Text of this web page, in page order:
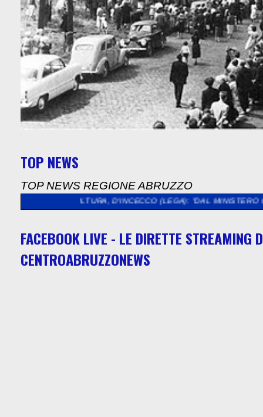
TOP NEWS
TOP NEWS REGIONE ABRUZZO
D'INCECCO (LEGA): "DAL MINISTERO QUASI 5 MILIONI
FACEBOOK LIVE - LE DIRETTE STREAMING
CENTROABRUZZONEWS